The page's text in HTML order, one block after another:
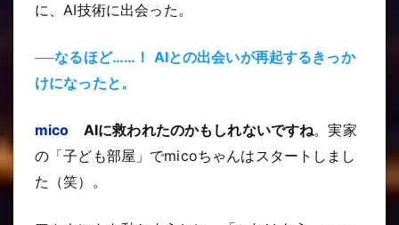
に、AI技術に出会った。
──なるほど……！ AIとの出会いが再起するきっか
けになったと。
mico AIに救われたのかもしれないですね。実家
の「子ども部屋」でmicoちゃんはスタートしまし
た（笑）。